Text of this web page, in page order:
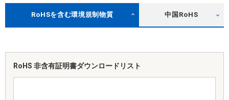
RoHSを含む環境規制物質 中国RoHS
RoHS 非含有証明書ダウンロードリスト